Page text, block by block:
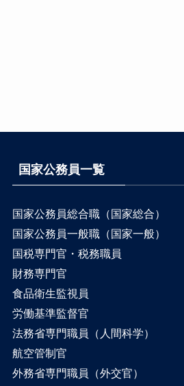
国家公務員一覧
国家公務員総合職（国家総合）
国家公務員一般職（国家一般）
国税専門官・税務職員
財務専門官
食品衛生監視員
労働基準監督官
法務省専門職員（人間科学）
航空管制官
外務省専門職員（外交官）